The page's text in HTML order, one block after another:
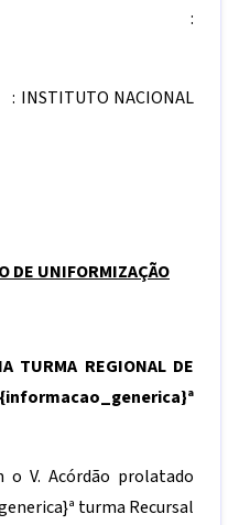
:
NACIONAL
DE UNIFORMIZAÇÃO
TURMA REGIONAL DE
ª
o V. Acórdão prolatado
ª turma Recursal